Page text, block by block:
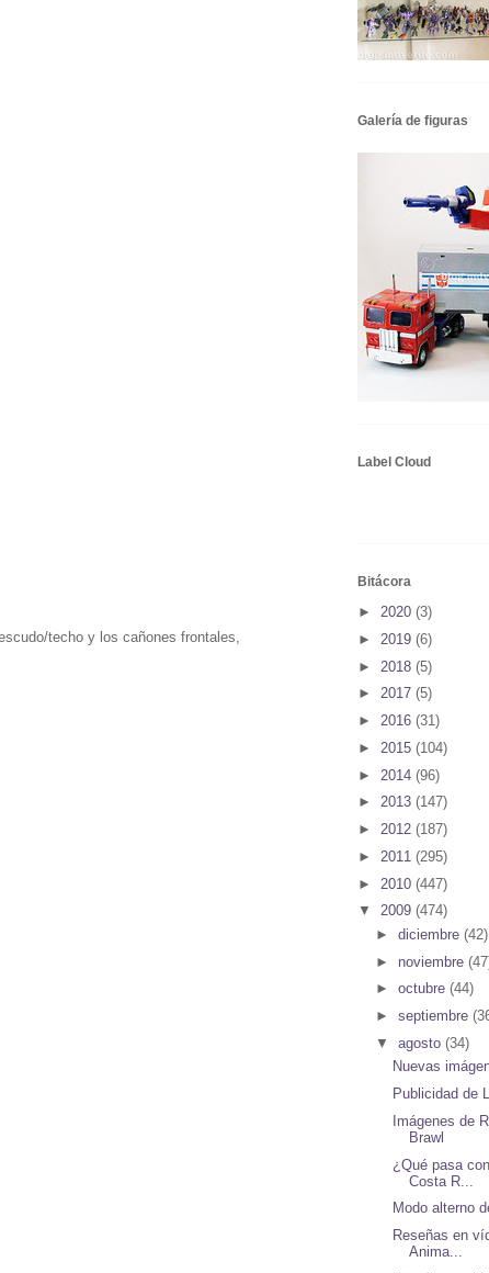
techo y los cañones frontales,
Galería de figuras
Label Cloud
Bitácora
► 2020 (3)
► 2019 (6)
► 2018 (5)
► 2017 (5)
► 2016 (31)
► 2015 (104)
► 2014 (96)
► 2013 (147)
► 2012 (187)
► 2011 (295)
► 2010 (447)
▼ 2009 (474)
► diciembre (42)
► noviembre
► octubre (44)
► septiembre
▼ agosto (34)
Nuevas
Publicidad de
Imágenes de
Brawl
¿Qué pasa
Costa R...
Modo alterno
Reseñas en
Anima...